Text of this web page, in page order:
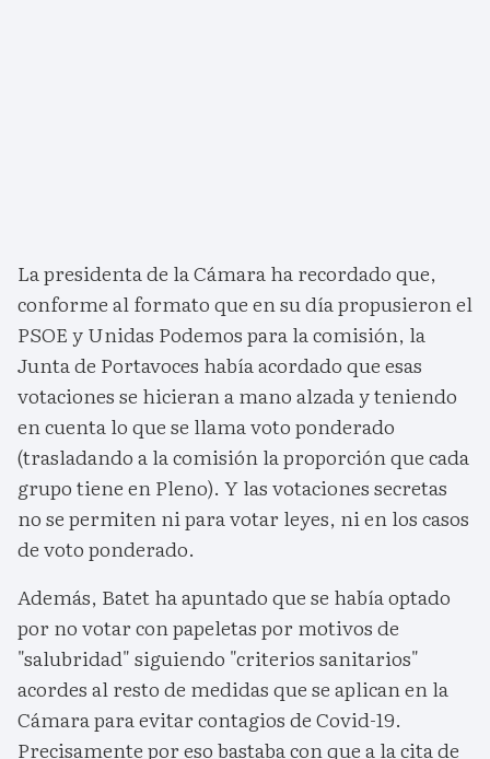
La presidenta de la Cámara ha recordado que,
conforme al formato que en su día propusieron el
PSOE y Unidas Podemos para la comisión, la
Junta de Portavoces había acordado que esas
votaciones se hicieran a mano alzada y teniendo
en cuenta lo que se llama voto ponderado
(trasladando a la comisión la proporción que cada
grupo tiene en Pleno). Y las votaciones secretas
no se permiten ni para votar leyes, ni en los casos
de voto ponderado.
Además, Batet ha apuntado que se había optado
por no votar con papeletas por motivos de
"salubridad" siguiendo "criterios sanitarios"
acordes al resto de medidas que se aplican en la
Cámara para evitar contagios de Covid-19.
Precisamente por eso bastaba con que a la cita de